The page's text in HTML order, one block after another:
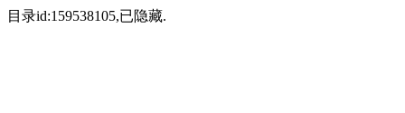
目录id:159538105,已隐藏.